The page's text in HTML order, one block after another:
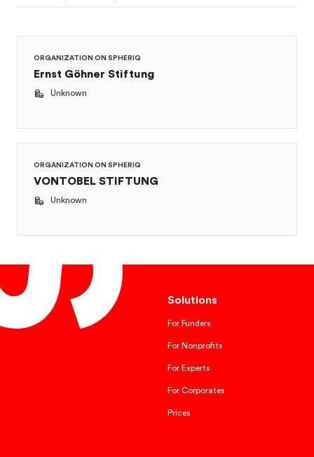
ORGANIZATION ON SPHERIQ
Ernst Göhner Stiftung
Unknown
ORGANIZATION ON SPHERIQ
VONTOBEL STIFTUNG
Unknown
Solutions
For Funders
For Nonprofits
For Experts
For Corporates
Prices